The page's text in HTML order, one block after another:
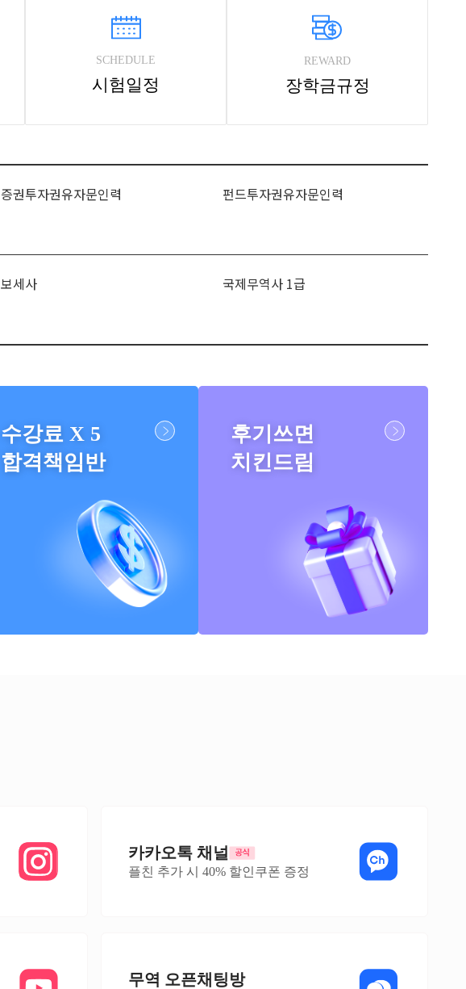
SCHEDULE
시험일정
REWARD
장학금규정
증권투자권유자문인력
펀드투자권유자문인력
보세사
국제무역사 1급
수강료 X 5
합격책임반
후기쓰면
치킨드림
카카오톡 채널
플친 추가 시 40% 할인쿠폰 증정
무역 오픈채팅방